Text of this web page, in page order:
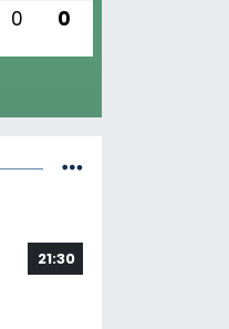
0 0
21:30